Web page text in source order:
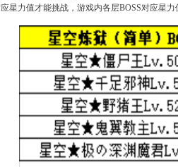
星力值才能挑战，游戏内各层BOSS对应星